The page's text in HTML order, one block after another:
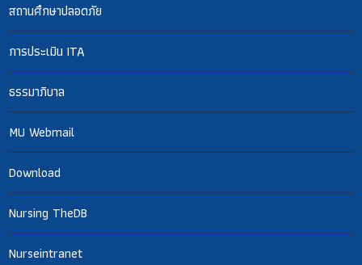
สถานศึกษาปลอดภัย
การประเมิน ITA
ธรรมาภิบาล
MU Webmail
Download
Nursing TheDB
Nurseintranet